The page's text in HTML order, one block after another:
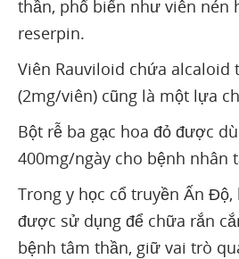
thần, phổ biến như viên nén
reserpin.
Viên Rauviloid chứa alcaloid
(2mg/viên) cũng là một lựa
Bột rễ ba gạc hoa đỏ được
400mg/ngày cho bệnh nhân
Trong y học cổ truyền Ấn Độ,
được sử dụng để chữa rắn
bệnh tâm thần, giữ vai trò